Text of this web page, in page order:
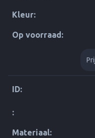
Kleur:
Op voorraad:
ID:
:
Materiaal: